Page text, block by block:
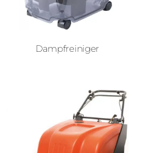
Dampfreiniger